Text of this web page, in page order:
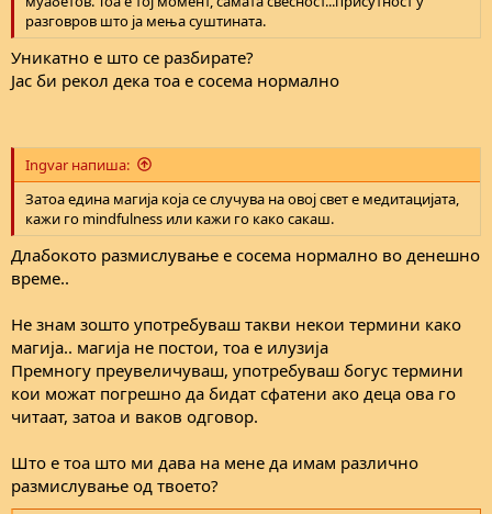
разговров што ја мења суштината.
Уникатно е што се разбирате?
Јас би рекол дека тоа е сосема нормално
Ingvar напиша:
Затоа едина магија која се случува на овој свет е медитацијата,
кажи го mindfulness или кажи го како сакаш.
Длабокото размислување е сосема нормално во денешно
време..
Не знам зошто употребуваш такви некои термини како
магија.. магија не постои, тоа е илузија
Премногу преувеличуваш, употребуваш богус термини
кои можат погрешно да бидат сфатени ако деца ова го
читаат, затоа и ваков одговор.
Што е тоа што ми дава на мене да имам различно
размислување од твоето?